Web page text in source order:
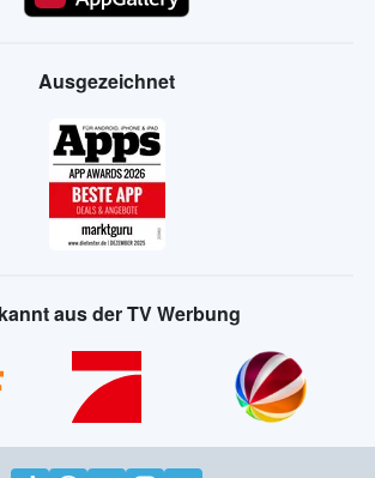
Ausgezeichnet
aus der TV Werbung